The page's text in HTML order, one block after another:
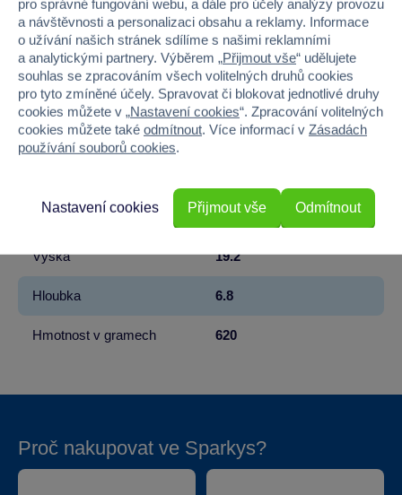
Licence Warner Bros
Řada Harry Potter
Věk od 8
Pohlaví KLUK
Šířka 27.5
Výška 19.2
Hloubka 6.8
Hmotnost v gramech 620
Proč nakupovat ve Sparkys?
pro správné fungování webu, a dále pro účely analýzy provozu
a návštěvnosti a personalizaci obsahu a reklamy. Informace
o užívání našich stránek sdílíme s našimi reklamními
a analytickými partnery. Výběrem „Přijmout vše“ udělujete
souhlas se zpracováním všech volitelných druhů cookies
pro tyto zmíněné účely. Spravovat či blokovat jednotlivé druhy
cookies můžete v „Nastavení cookies“. Zpracování volitelných
cookies můžete také odmítnout. Více informací v Zásadách
používání souborů cookies.
Odmítnout
Nastavení cookies Přijmout vše